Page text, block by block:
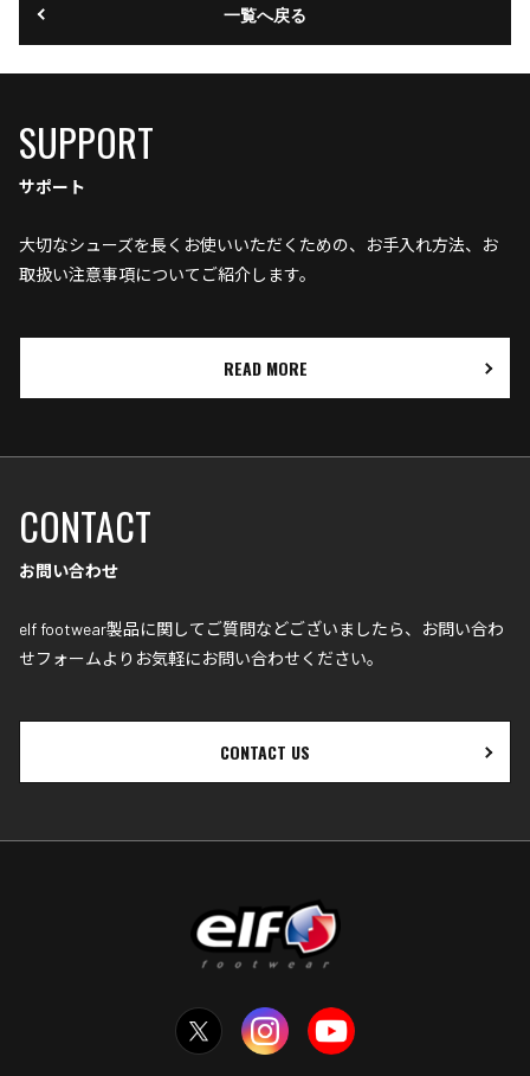
一覧へ戻る
SUPPORT
サポート
大切なシューズを長くお使いいただくための、お手入れ方法、お
取扱い注意事項についてご紹介します。
READ MORE
CONTACT
お問い合わせ
elf footwear製品に関してご質問などございましたら、お問い合わ
せフォームよりお気軽にお問い合わせください｡
CONTACT US